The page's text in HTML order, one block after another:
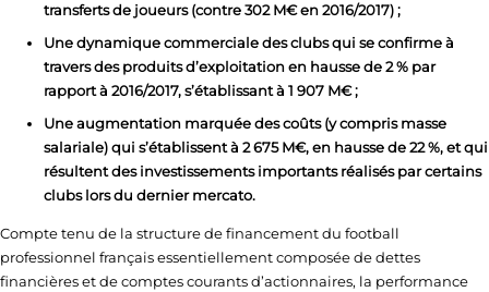
transferts de joueurs (contre 302 M€ en 2016/2017) ;
Une dynamique commerciale des clubs qui se confirme à
travers des produits d’exploitation en hausse de 2 % par
rapport à 2016/2017, s’établissant à 1 907 M€ ;
Une augmentation marquée des coûts (y compris masse
salariale) qui s’établissent à 2 675 M€, en hausse de 22 %, et qui
résultent des investissements importants réalisés par certains
clubs lors du dernier mercato.
Compte tenu de la structure de financement du football
professionnel français essentiellement composée de dettes
financières et de comptes courants d’actionnaires, la performance